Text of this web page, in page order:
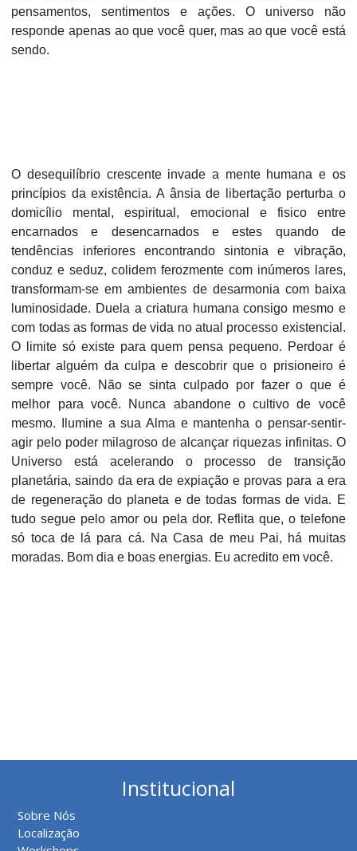
pensamentos, sentimentos e ações. O universo não
responde apenas ao que você quer, mas ao que você está
sendo.
O desequilíbrio crescente invade a mente humana e os
princípios da existência. A ânsia de libertação perturba o
domicílio mental, espiritual, emocional e fisico entre
encarnados e desencarnados e estes quando de
tendências inferiores encontrando sintonia e vibração,
conduz e seduz, colidem ferozmente com inúmeros lares,
transformam-se em ambientes de desarmonia com baixa
luminosidade. Duela a criatura humana consigo mesmo e
com todas as formas de vida no atual processo existencial.
O limite só existe para quem pensa pequeno. Perdoar é
libertar alguém da culpa e descobrir que o prisioneiro é
sempre você. Não se sinta culpado por fazer o que é
melhor para você. Nunca abandone o cultivo de você
mesmo. Ilumine a sua Alma e mantenha o pensar-sentir-
agir pelo poder milagroso de alcançar riquezas infinitas. O
Universo está acelerando o processo de transição
planetária, saindo da era de expiação e provas para a era
de regeneração do planeta e de todas formas de vida. E
tudo segue pelo amor ou pela dor. Reflita que, o telefone
só toca de lá para cá. Na Casa de meu Pai, há muitas
moradas. Bom dia e boas energias. Eu acredito em você.
Institucional
Sobre Nós
Localização